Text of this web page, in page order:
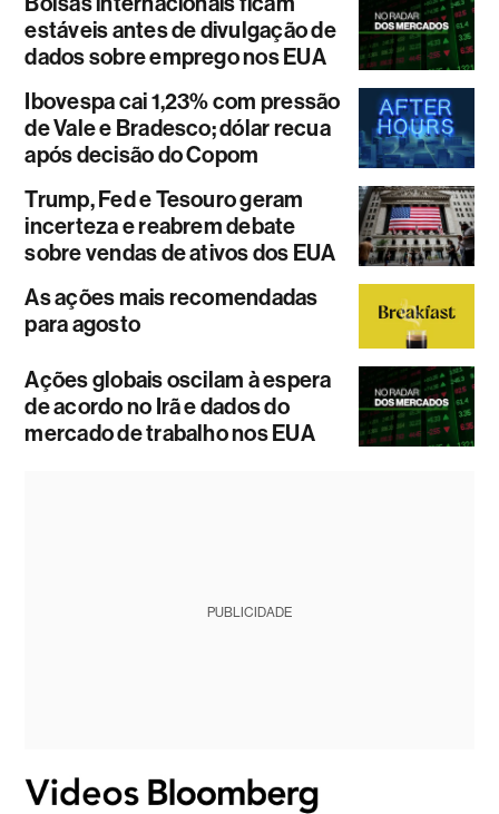
estáveis antes de divulgação de
dados sobre emprego nos EUA
Ibovespa cai 1,23% com pressão
de Vale e Bradesco; dólar recua
após decisão do Copom
Trump, Fed e Tesouro geram
incerteza e reabrem debate
sobre vendas de ativos dos EUA
As ações mais recomendadas
para agosto
Ações globais oscilam à espera
de acordo no Irã e dados do
mercado de trabalho nos EUA
PUBLICIDADE